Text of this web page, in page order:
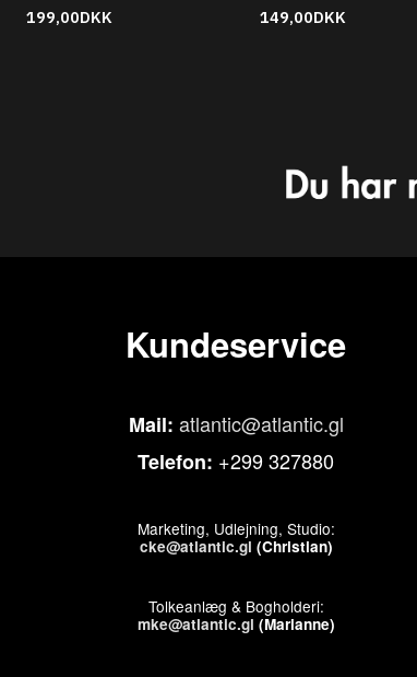
199,00DKK
149,00DKK
Kundeservice
Mail: atlantic@atlantic.gl
Telefon: +299 327880
Marketing, Udlejning, Studio:
cke@atlantic.gl (Christian)
Tolkeanlæg & Bogholderi:
mke@atlantic.gl (Marianne)